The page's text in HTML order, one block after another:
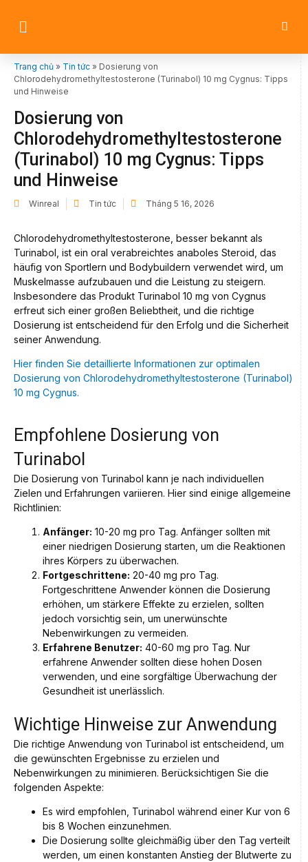
Trang chủ » Tin tức » Dosierung von
Chlorodehydromethyltestosterone (Turinabol) 10 mg Cygnus: Tipps
und Hinweise
Dosierung von
Chlorodehydromethyltestosterone
(Turinabol) 10 mg Cygnus: Tipps
und Hinweise
Winreal Tin tức Tháng 5 16, 2026
Chlorodehydromethyltestosterone, besser bekannt als
Turinabol, ist ein oral verabreichtes anaboles Steroid, das
häufig von Sportlern und Bodybuildern verwendet wird, um
Muskelmasse aufzubauen und die Leistung zu steigern.
Insbesondere das Produkt Turinabol 10 mg von Cygnus
erfreut sich einer großen Beliebtheit, und die richtige
Dosierung ist entscheidend für den Erfolg und die Sicherheit
seiner Anwendung.
Hier finden Sie detaillierte Informationen zur optimalen
Dosierung von Chlorodehydromethyltestosterone (Turinabol)
10 mg Cygnus.
Empfohlene Dosierung von
Turinabol
Die Dosierung von Turinabol kann je nach individuellen
Zielen und Erfahrungen variieren. Hier sind einige allgemeine
Richtlinien:
Anfänger: 10-20 mg pro Tag. Anfänger sollten mit
einer niedrigen Dosierung starten, um die Reaktionen
ihres Körpers zu überwachen.
Fortgeschrittene: 20-40 mg pro Tag.
Fortgeschrittene Anwender können die Dosierung
erhöhen, um stärkere Effekte zu erzielen, sollten
jedoch vorsichtig sein, um unerwünschte
Nebenwirkungen zu vermeiden.
Erfahrene Benutzer: 40-60 mg pro Tag. Nur
erfahrene Anwender sollten diese hohen Dosen
verwenden, und eine sorgfältige Überwachung der
Gesundheit ist unerlässlich.
Wichtige Hinweise zur Anwendung
Die richtige Anwendung von Turinabol ist entscheidend, um
die gewünschten Ergebnisse zu erzielen und
Nebenwirkungen zu minimieren. Berücksichtigen Sie die
folgenden Aspekte:
Es wird empfohlen, Turinabol während einer Kur von 6
bis 8 Wochen einzunehmen.
Die Dosierung sollte gleichmäßig über den Tag verteilt
werden, um einen konstanten Anstieg der Blutwerte zu